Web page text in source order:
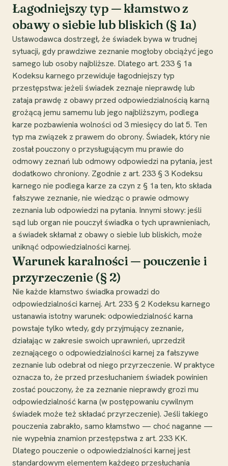
Łagodniejszy typ — kłamstwo z
obawy o siebie lub bliskich (§ 1a)
Ustawodawca dostrzegł, że świadek bywa w trudnej
sytuacji, gdy prawdziwe zeznanie mogłoby obciążyć jego
samego lub osoby najbliższe. Dlatego art. 233 § 1a
Kodeksu karnego przewiduje łagodniejszy typ
przestępstwa: jeżeli świadek zeznaje nieprawdę lub
zataja prawdę z obawy przed odpowiedzialnością karną
grożącą jemu samemu lub jego najbliższym, podlega
karze pozbawienia wolności od 3 miesięcy do lat 5. Ten
typ ma związek z prawem do obrony. Świadek, który nie
został pouczony o przysługującym mu prawie do
odmowy zeznań lub odmowy odpowiedzi na pytania, jest
dodatkowo chroniony. Zgodnie z art. 233 § 3 Kodeksu
karnego nie podlega karze za czyn z § 1a ten, kto składa
fałszywe zeznanie, nie wiedząc o prawie odmowy
zeznania lub odpowiedzi na pytania. Innymi słowy: jeśli
sąd lub organ nie pouczył świadka o tych uprawnieniach,
a świadek skłamał z obawy o siebie lub bliskich, może
uniknąć odpowiedzialności karnej.
Warunek karalności — pouczenie i
przyrzeczenie (§ 2)
Nie każde kłamstwo świadka prowadzi do
odpowiedzialności karnej. Art. 233 § 2 Kodeksu karnego
ustanawia istotny warunek: odpowiedzialność karna
powstaje tylko wtedy, gdy przyjmujący zeznanie,
działając w zakresie swoich uprawnień, uprzedził
zeznającego o odpowiedzialności karnej za fałszywe
zeznanie lub odebrał od niego przyrzeczenie. W praktyce
oznacza to, że przed przesłuchaniem świadek powinien
zostać pouczony, że za zeznanie nieprawdy grozi mu
odpowiedzialność karna (w postępowaniu cywilnym
świadek może też składać przyrzeczenie). Jeśli takiego
pouczenia zabrakło, samo kłamstwo — choć naganne —
nie wypełnia znamion przestępstwa z art. 233 KK.
Dlatego pouczenie o odpowiedzialności karnej jest
standardowym elementem każdego przesłuchania